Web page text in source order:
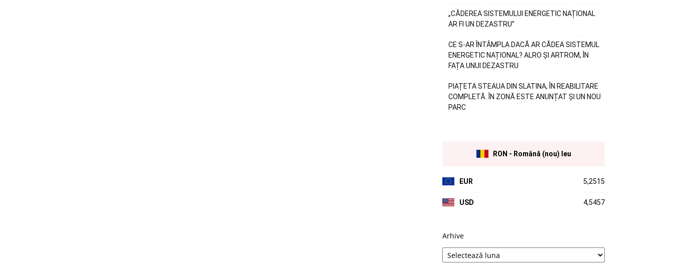
„CĂDEREA SISTEMULUI ENERGETIC NAȚIONAL
AR FI UN DEZASTRU”
CE S-AR ÎNTÂMPLA DACĂ AR CĂDEA SISTEMUL
ENERGETIC NAȚIONAL? ALRO ȘI ARTROM, ÎN
FAȚA UNUI DEZASTRU
PIAȚETA STEAUA DIN SLATINA, ÎN REABILITARE
COMPLETĂ. ÎN ZONĂ ESTE ANUNȚAT ȘI UN NOU
PARC
RON - Română (nou) leu
EUR 5,2515
USD 4,5457
Arhive